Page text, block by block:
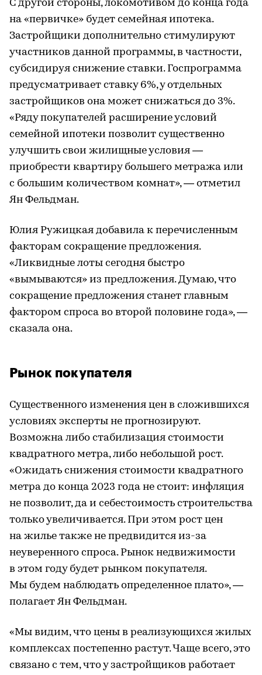
С другой стороны, локомотивом до конца года
на «первичке» будет семейная ипотека.
Застройщики дополнительно стимулируют
участников данной программы, в частности,
субсидируя снижение ставки. Госпрограмма
предусматривает ставку 6%, у отдельных
застройщиков она может снижаться до 3%.
«Ряду покупателей расширение условий
семейной ипотеки позволит существенно
улучшить свои жилищные условия —
приобрести квартиру большего метража или
с большим количеством комнат», — отметил
Ян Фельдман.
Юлия Ружицкая добавила к перечисленным
факторам сокращение предложения.
«Ликвидные лоты сегодня быстро
«вымываются» из предложения. Думаю, что
сокращение предложения станет главным
фактором спроса во второй половине года», —
сказала она.
Рынок покупателя
Существенного изменения цен в сложившихся
условиях эксперты не прогнозируют.
Возможна либо стабилизация стоимости
квадратного метра, либо небольшой рост.
«Ожидать снижения стоимости квадратного
метра до конца 2023 года не стоит: инфляция
не позволит, да и себестоимость строительства
только увеличивается. При этом рост цен
на жилье также не предвидится из-за
неуверенного спроса. Рынок недвижимости
в этом году будет рынком покупателя.
Мы будем наблюдать определенное плато», —
полагает Ян Фельдман.
«Мы видим, что цены в реализующихся жилых
комплексах постепенно растут. Чаще всего, это
связано с тем, что у застройщиков работает